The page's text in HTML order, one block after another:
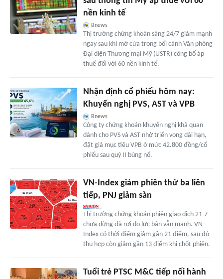
nền kinh tế
Bnews
Thị trường chứng khoán sáng 24/7 giảm mạnh
ngay sau khi mở cửa trong bối cảnh Văn phòng
Đại diện Thương mại Mỹ (USTR) công bố áp
thuế đối với 60 nền kinh tế.
Nhận định cổ phiếu hôm nay:
Khuyến nghị PVS, AST và VPB
Bnews
Công ty chứng khoán khuyến nghị khả quan
dành cho PVS và AST nhờ triển vọng dài hạn,
đặt giá mục tiêu VPB ở mức 42.800 đồng/cổ
phiếu sau quý II bùng nổ.
VN-Index giảm phiên thứ ba liên
tiếp, PNJ giảm sàn
Thị trường chứng khoán phiên giao dịch 21-7
chưa dừng đà rơi do lực bán vẫn mạnh. VN-
Index có thời điểm giảm gần 21 điểm, sau đó
thu hẹp còn giảm gần 13 điểm khi chốt phiên.
Tuổi trẻ PTSC M&C tiếp nối hành